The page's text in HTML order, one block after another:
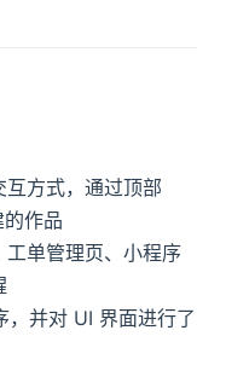
方式，通过顶部
作品
单管理页、小程序
并对 UI 界面进行了